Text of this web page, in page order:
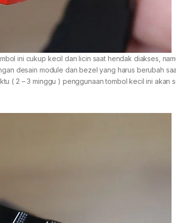
ini cukup kecil dan licin saat hendak diakses,
desain module dan bezel yang harus berubah
( 2 – 3 minggu ) penggunaan tombol kecil ini akan